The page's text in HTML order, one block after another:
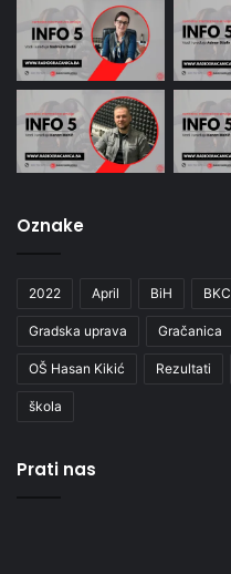
Oznake
2022 April BiH BKC
Gradska uprava Gračanica
OŠ Hasan Kikić Rezultati
škola
Prati nas